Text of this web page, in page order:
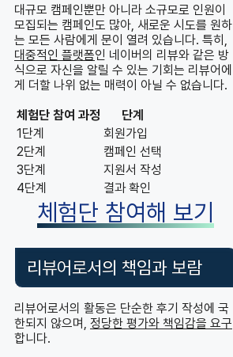
대규모 캠페인뿐만 아니라 소규모로 인원이
모집되는 캠페인도 많아, 새로운 시도를 원하
는 모든 사람에게 문이 열려 있습니다. 특히,
대중적인 플랫폼인 네이버의 리뷰와 같은 방
식으로 자신을 알릴 수 있는 기회는 리뷰어에
게 더할 나위 없는 매력이 아닐 수 없습니다.
체험단 참여 과정
단계
1단계
회원가입
2단계
캠페인 선택
3단계
지원서 작성
4단계
결과 확인
체험단 참여해 보기
리뷰어로서의 책임과 보람
리뷰어로서의 활동은 단순한 후기 작성에 국
한되지 않으며, 정당한 평가와 책임감을 요구
합니다.